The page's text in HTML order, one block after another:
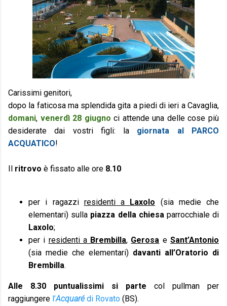
Carissimi genitori,
dopo la faticosa ma splendida gita a piedi di ieri a Cavaglia,
domani, venerdì 28 giugno ci attende una delle cose più
desiderate dai vostri figli: la giornata al PARCO
ACQUATICO!
Il ritrovo è fissato alle ore 8.10
per i ragazzi residenti a Laxolo
(sia medie che
elementari) sulla piazza della chiesaparrocchiale di
Laxolo;
per i residenti a Brembilla, Gerosa eSant’Antonio
(sia medie che elementari) davanti all’Oratorio di
Brembilla.
Alle 8.30 puntualissimi si parte col pullman per
raggiungere l’Acquaré di Rovato (BS).